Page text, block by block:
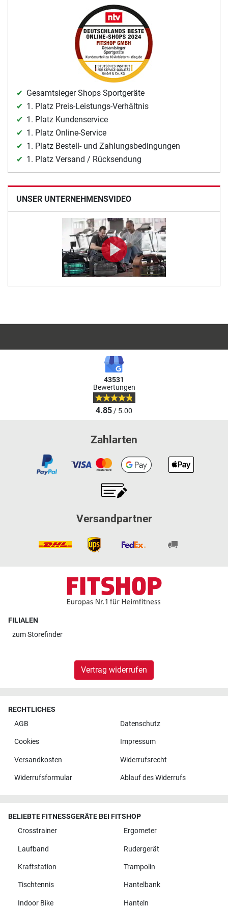
Gesamtsieger Shops Sportgeräte
1. Platz Preis-Leistungs-Verhältnis
1. Platz Kundenservice
1. Platz Online-Service
1. Platz Bestell- und Zahlungsbedingungen
1. Platz Versand / Rücksendung
UNSER UNTERNEHMENSVIDEO
43531
Bewertungen
4.85/ 5.00
Zahlarten
Versandpartner
FILIALEN
zumStorefinder
Vertrag widerrufen
RECHTLICHES
AGB
Datenschutz
Cookies Impressum
Versandkosten Widerrufsrecht
Widerrufsformular Ablauf des Widerrufs
BELIEBTE FITNESSGERÄTE BEI FITSHOP
Crosstrainer
Ergometer
Laufband Rudergerät
Kraftstation Trampolin
Tischtennis Hantelbank
Indoor Bike Hanteln